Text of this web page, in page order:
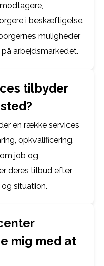
i beskæftigelse.
muligheder
arbejdsmarkedet.
tilbyder
en række services
opkvalificering,
job og
deres tilbud efter
situation.
mig med at